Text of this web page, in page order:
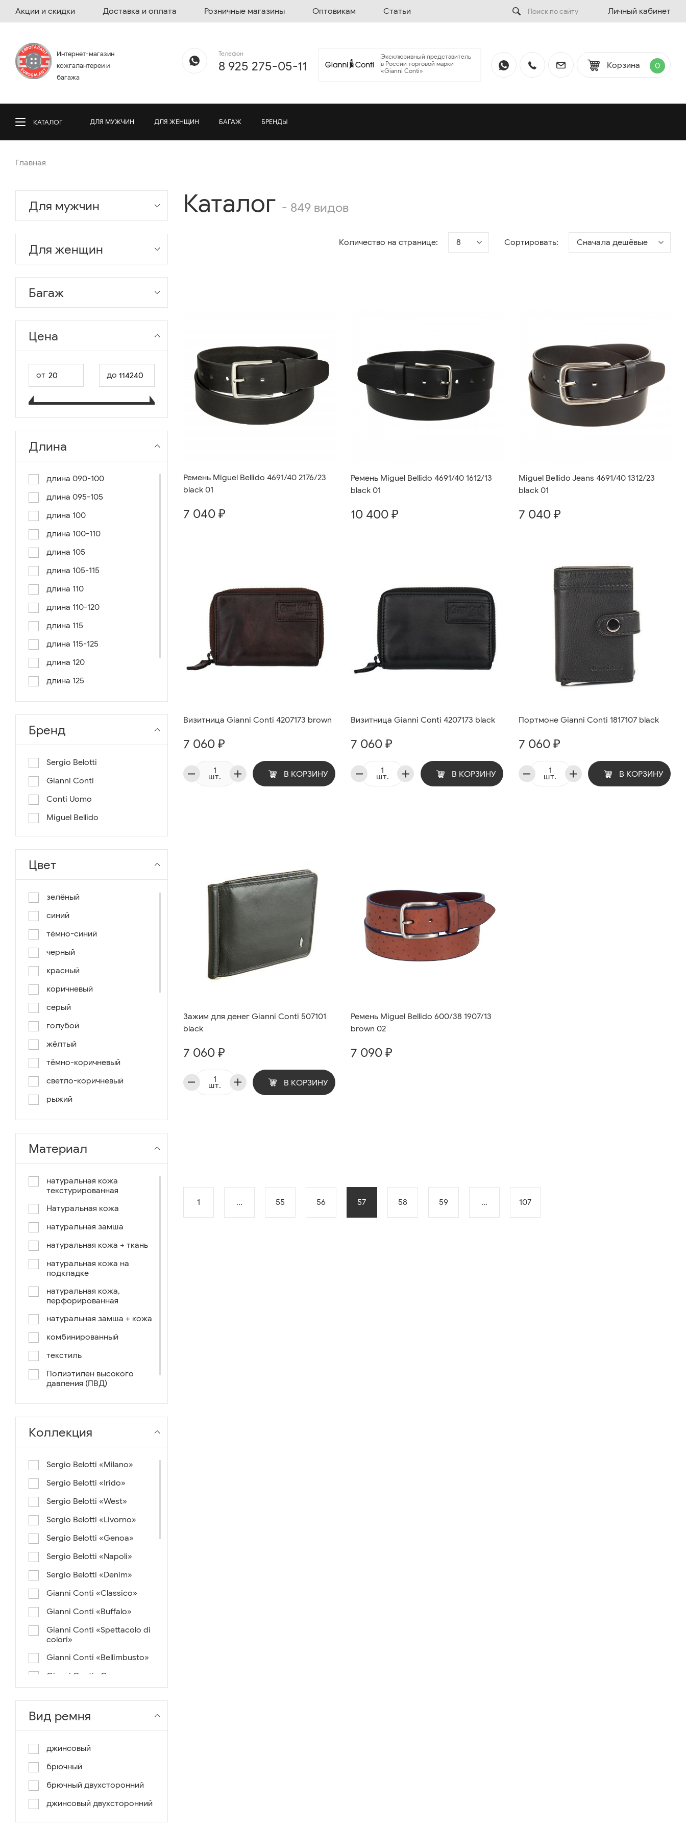
Акции и скидки Доставка и оплата Розничные магазины Оптовикам Статьи Личный кабинет
Интернет-магазин
кожгалантереи и
багажа
Телефон
8 925 275-05-11
Эксклюзивный представитель
в России торговой марки
«Gianni Conti»
Корзина 0
КАТАЛОГ ДЛЯ МУЖЧИН ДЛЯ ЖЕНЩИН БАГАЖ БРЕНДЫ
Главная
Для мужчин
Для женщин
Багаж
Цена
от до
Длина
длина 090-100
длина 095-105
длина 100
длина 100-110
длина 105
длина 105-115
длина 110
длина 110-120
длина 115
длина 115-125
длина 120
длина 125
длина 130
длина 135
Бренд
Sergio Belotti
Gianni Conti
Conti Uomo
Miguel Bellido
Цвет
зелёный
синий
тёмно-синий
черный
красный
коричневый
серый
голубой
жёлтый
тёмно-коричневый
светло-коричневый
рыжий
серо-коричневый
светло-голубой
чёрный-коричневый
комбинированный
коричнево-зеленый
коричневый-синий
коричневый/светло-
коричневый /ручное окраш.-
синий/черный
коричневый /ручное окраш.-
Материал
натуральная кожа
текстурированная
Натуральная кожа
натуральная замша
натуральная кожа + ткань
натуральная кожа на
подкладке
натуральная кожа,
перфорированная
натуральная замша + кожа
комбинированный
текстиль
Полиэтилен высокого
давления (ПВД)
нейлон+ткань
Коллекция
Sergio Belotti «Milano»
Sergio Belotti «Irido»
Sergio Belotti «West»
Sergio Belotti «Livorno»
Sergio Belotti «Genoa»
Sergio Belotti «Napoli»
Sergio Belotti «Denim»
Gianni Conti «Classico»
Gianni Conti «Buffalo»
Gianni Conti «Spettacolo di
colori»
Gianni Conti «Bellimbusto»
Gianni Conti «Corazza»
Gianni Conti «Lusso e un
pochino di colore»
Вид ремня
джинсовый
брючный
брючный двухсторонний
джинсовый двухсторонний
Каталог - 849 видов
Количество на странице: 8 Сортировать: Сначала дешёвые
Ремень Miguel Bellido 4691/40 2176/23
black 01
7 040 ₽
Ремень Miguel Bellido 4691/40 1612/13
black 01
10 400 ₽
Miguel Bellido Jeans 4691/40 1312/23
black 01
7 040 ₽
Визитница Gianni Conti 4207173 brown
7 060 ₽
шт. В КОРЗИНУ
Визитница Gianni Conti 4207173 black
7 060 ₽
шт. В КОРЗИНУ
Портмоне Gianni Conti 1817107 black
7 060 ₽
шт. В КОРЗИНУ
Зажим для денег Gianni Conti 507101
black
7 060 ₽
шт. В КОРЗИНУ
Ремень Miguel Bellido 600/38 1907/13
brown 02
7 090 ₽
1 ... 55 56 57 58 59 ... 107